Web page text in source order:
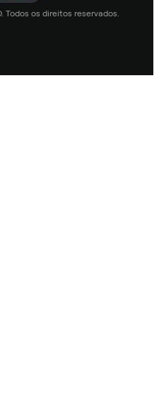
Todos os direitos reservados.